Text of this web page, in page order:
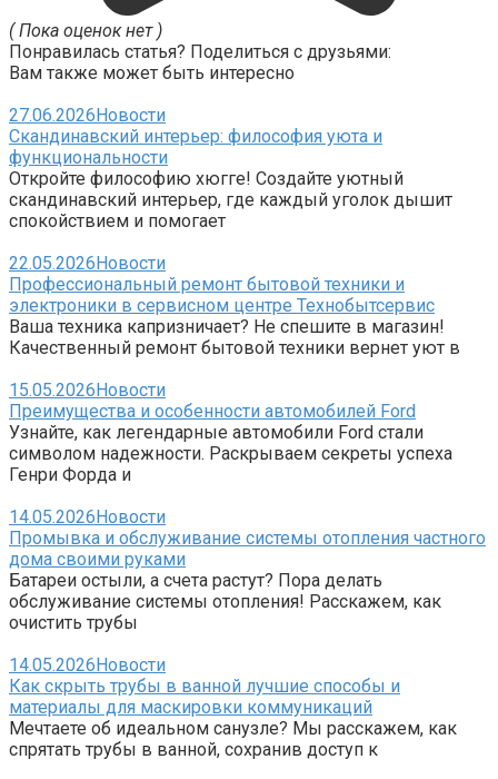
( Пока оценок нет )
Понравилась статья? Поделиться с друзьями:
Вам также может быть интересно
27.06.2026Новости
Скандинавский интерьер: философия уюта и
функциональности
Откройте философию хюгге! Создайте уютный
скандинавский интерьер, где каждый уголок дышит
спокойствием и помогает
22.05.2026Новости
Профессиональный ремонт бытовой техники и
электроники в сервисном центре Технобытсервис
Ваша техника капризничает? Не спешите в магазин!
Качественный ремонт бытовой техники вернет уют в
15.05.2026Новости
Преимущества и особенности автомобилей Ford
Узнайте, как легендарные автомобили Ford стали
символом надежности. Раскрываем секреты успеха
Генри Форда и
14.05.2026Новости
Промывка и обслуживание системы отопления частного
дома своими руками
Батареи остыли, а счета растут? Пора делать
обслуживание системы отопления! Расскажем, как
очистить трубы
14.05.2026Новости
Как скрыть трубы в ванной лучшие способы и
материалы для маскировки коммуникаций
Мечтаете об идеальном санузле? Мы расскажем, как
спрятать трубы в ванной, сохранив доступ к